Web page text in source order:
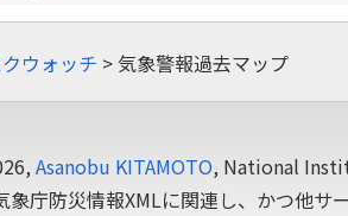
ウォッチ > 気象警報過去マップ
Asanobu KITAMOTO, National
象庁防災情報XMLに関連し、かつ他サ